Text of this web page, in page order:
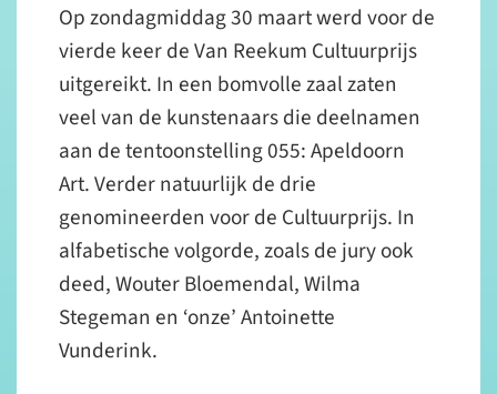
Op zondagmiddag 30 maart werd voor de
vierde keer de Van Reekum Cultuurprijs
uitgereikt. In een bomvolle zaal zaten
veel van de kunstenaars die deelnamen
aan de tentoonstelling 055: Apeldoorn
Art. Verder natuurlijk de drie
genomineerden voor de Cultuurprijs. In
alfabetische volgorde, zoals de jury ook
deed, Wouter Bloemendal, Wilma
Stegeman en ‘onze’ Antoinette
Vunderink.